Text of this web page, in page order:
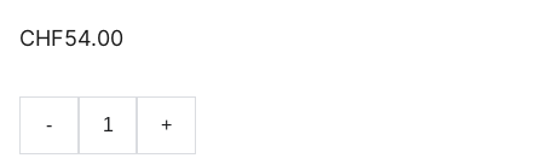
CHF54.00
- +